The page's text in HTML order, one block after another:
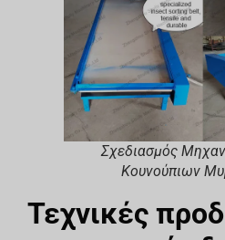
Σχεδιασμός
Κουνούπιων
Τεχνικές